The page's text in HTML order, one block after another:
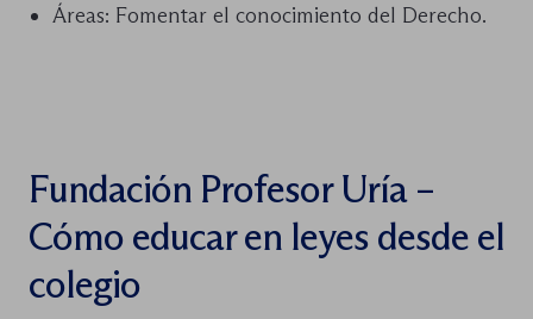
Áreas: Fomentar el conocimiento del Derecho.
Fundación Profesor Uría –
Cómo educar en leyes desde el
colegio